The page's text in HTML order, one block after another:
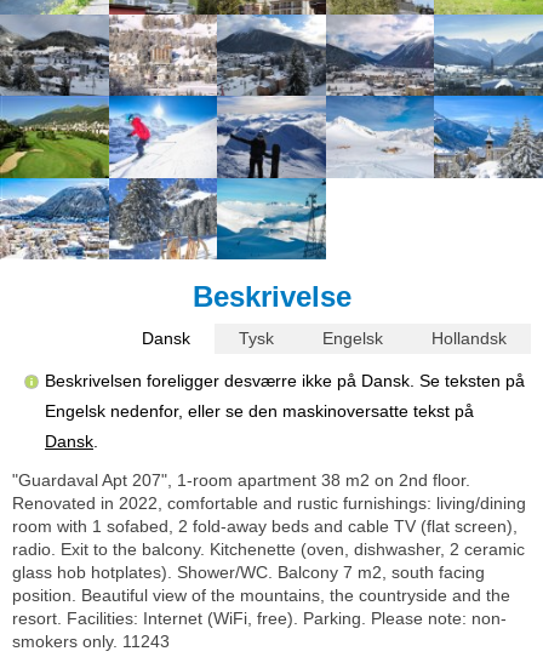
Beskrivelse
Dansk Tysk Engelsk Hollandsk
Beskrivelsen foreligger desværre ikke på Dansk. Se teksten på
Engelsk nedenfor, eller se den maskinoversatte tekst på
Dansk
"Guardaval Apt 207", 1-room apartment 38 m2 on 2nd floor.
Renovated in 2022, comfortable and rustic furnishings: living/dining
room with 1 sofabed, 2 fold-away beds and cable TV (flat screen),
radio. Exit to the balcony. Kitchenette (oven, dishwasher, 2 ceramic
glass hob hotplates). Shower/WC. Balcony 7 m2, south facing
position. Beautiful view of the mountains, the countryside and the
resort. Facilities: Internet (WiFi, free). Parking. Please note: non-
smokers only. 11243